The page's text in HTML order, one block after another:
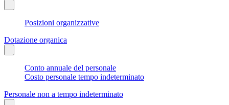
Posizioni organizzative
Dotazione organica
Conto annuale del personale
Costo personale tempo indeterminato
Personale non a tempo indeterminato